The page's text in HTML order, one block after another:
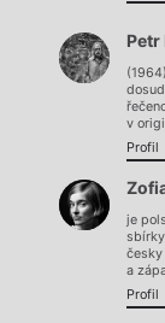
Petr
v
Profil
je
a
Profil